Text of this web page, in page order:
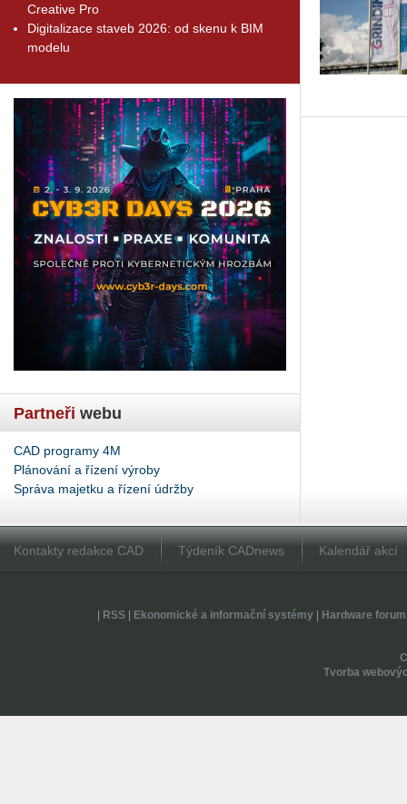
Creative Pro
Digitalizace staveb 2026: od skenu k BIM
modelu
Partneři webu
CAD programy 4M
Plánování a řízení výroby
Správa majetku a řízení údržby
Kontakty redakce CAD Týdeník CADnews Kalendář akcí
RSS| Ekonomické a informační systémy| Hardware forum
Tvorba